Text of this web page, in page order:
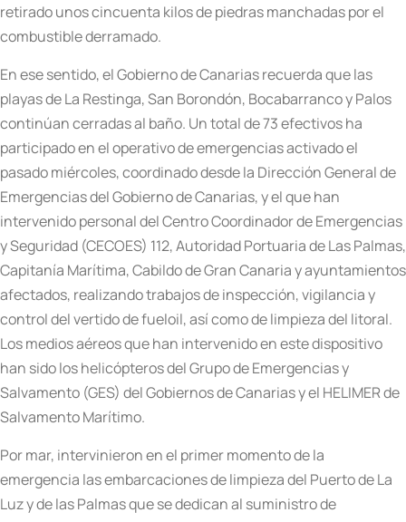
retirado unos cincuenta kilos de piedras manchadas por el
combustible derramado.
En ese sentido, el Gobierno de Canarias recuerda que las
playas de La Restinga, San Borondón, Bocabarranco y Palos
continúan cerradas al baño. Un total de 73 efectivos ha
participado en el operativo de emergencias activado el
pasado miércoles, coordinado desde la Dirección General de
Emergencias del Gobierno de Canarias, y el que han
intervenido personal del Centro Coordinador de Emergencias
y Seguridad (CECOES) 112, Autoridad Portuaria de Las Palmas,
Capitanía Marítima, Cabildo de Gran Canaria y ayuntamientos
afectados, realizando trabajos de inspección, vigilancia y
control del vertido de fueloil, así como de limpieza del litoral.
Los medios aéreos que han intervenido en este dispositivo
han sido los helicópteros del Grupo de Emergencias y
Salvamento (GES) del Gobiernos de Canarias y el HELIMER de
Salvamento Marítimo.
Por mar, intervinieron en el primer momento de la
emergencia las embarcaciones de limpieza del Puerto de La
Luz y de las Palmas que se dedican al suministro de